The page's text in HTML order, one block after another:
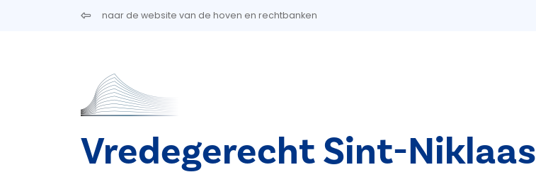
Overslaan en naar de inhoud gaannaar de website van de hoven en rechtbanken
Vredegerecht Sint-Niklaas